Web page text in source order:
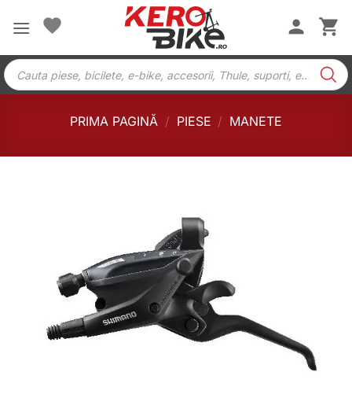
Products
search
PRIMA PAGINĂ / PIESE / MANETE